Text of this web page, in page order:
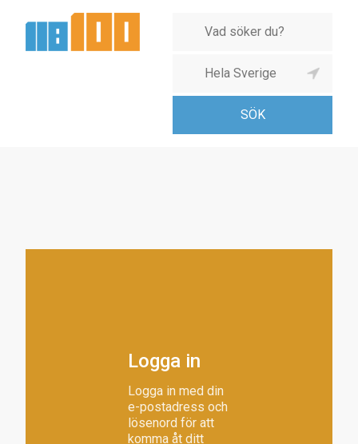
Logga in
Logga in med din
e-postadress och
lösenord för att
komma åt ditt